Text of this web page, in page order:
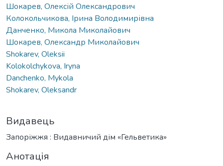
Шокарев, Олексій Олександрович
Колокольчикова, Ірина Володимирівна
Данченко, Микола Миколайович
Шокарев, Олександр Миколайович
Shokarev, Oleksii
Kolokolchykova, Iryna
Danchenko, Mykola
Shokarev, Oleksandr
Видавець
Запоріжжя : Видавничий дім «Гельветика»
Анотація